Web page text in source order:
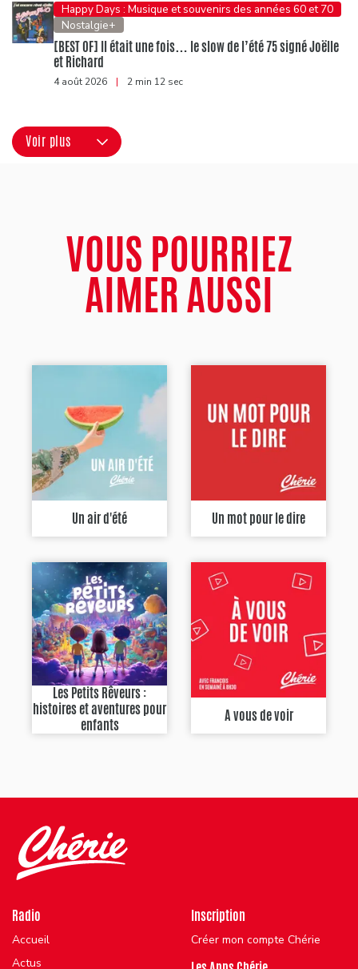
Happy Days : Musique et souvenirs des années 60 et 70
Nostalgie+
[BEST OF] Il était une fois… le slow de l’été 75 signé Joëlle
et Richard
4 août 2026 | 2 min 12 sec
Voir plus
VOUS POURRIEZ
AIMER AUSSI
Un air d'été Un mot pour le dire
Les Petits Rêveurs :
histoires et aventures pour
enfants
A vous de voir
Radio
Accueil
Actus
Inscription
Créer mon compte Chérie